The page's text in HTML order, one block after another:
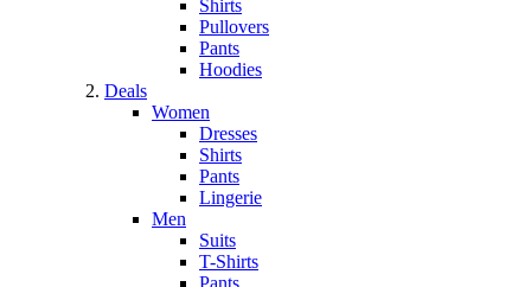
Shirts
Pullovers
Pants
Hoodies
Deals
Women
Dresses
Shirts
Pants
Lingerie
Men
Suits
T-Shirts
Pants